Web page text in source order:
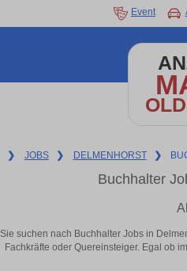
Event
❯ JOBS ❯ DELMENHORST ❯
Buchhalter
Sie suchen nach Buchhalter Jobs in
Fachkräfte oder Quereinsteiger. Egal ob